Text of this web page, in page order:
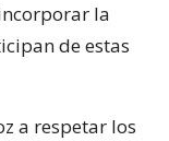
la
de estas
a respetar los